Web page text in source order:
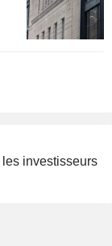
les investisseurs